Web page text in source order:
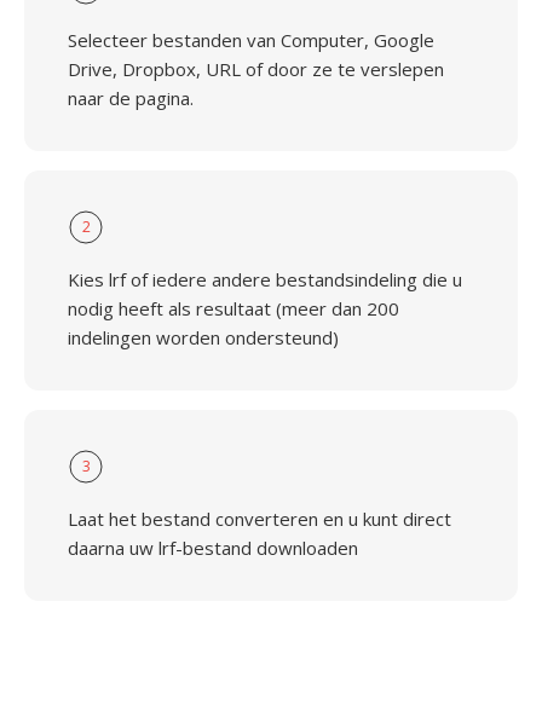
Selecteer bestanden van Computer, Google
Drive, Dropbox, URL of door ze te verslepen
naar de pagina.
2
Kies lrf of iedere andere bestandsindeling die u
nodig heeft als resultaat (meer dan 200
indelingen worden ondersteund)
3
Laat het bestand converteren en u kunt direct
daarna uw lrf-bestand downloaden